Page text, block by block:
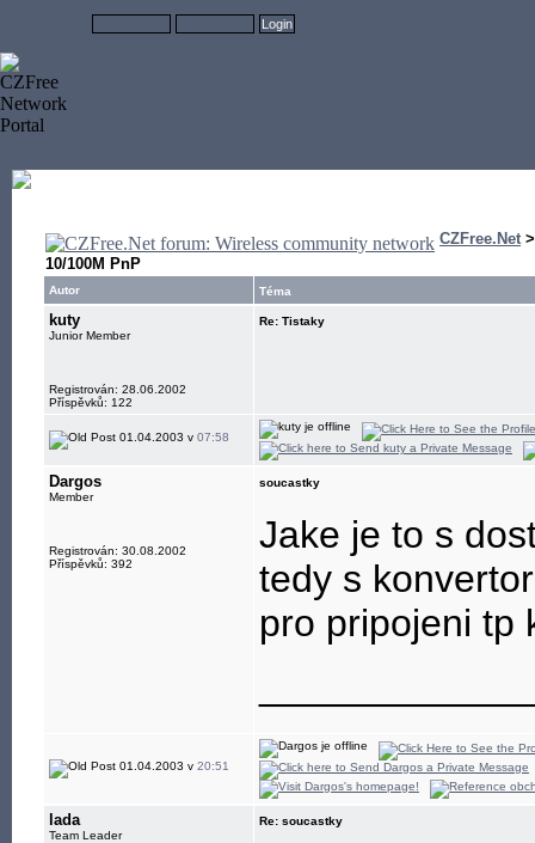
CZFree.Net
10/100M PnP
Autor Téma
kuty
Junior Member
Registrován: 28.06.2002
Příspěvků: 122
Re: Tistaky
01.04.2003 v 07:58
Dargos
Member
Registrován: 30.08.2002
Příspěvků: 392
soucastky
Jake je to s
tedy s
pro pripojeni tp
01.04.2003 v 20:51
lada
Team Leader
Re: soucastky